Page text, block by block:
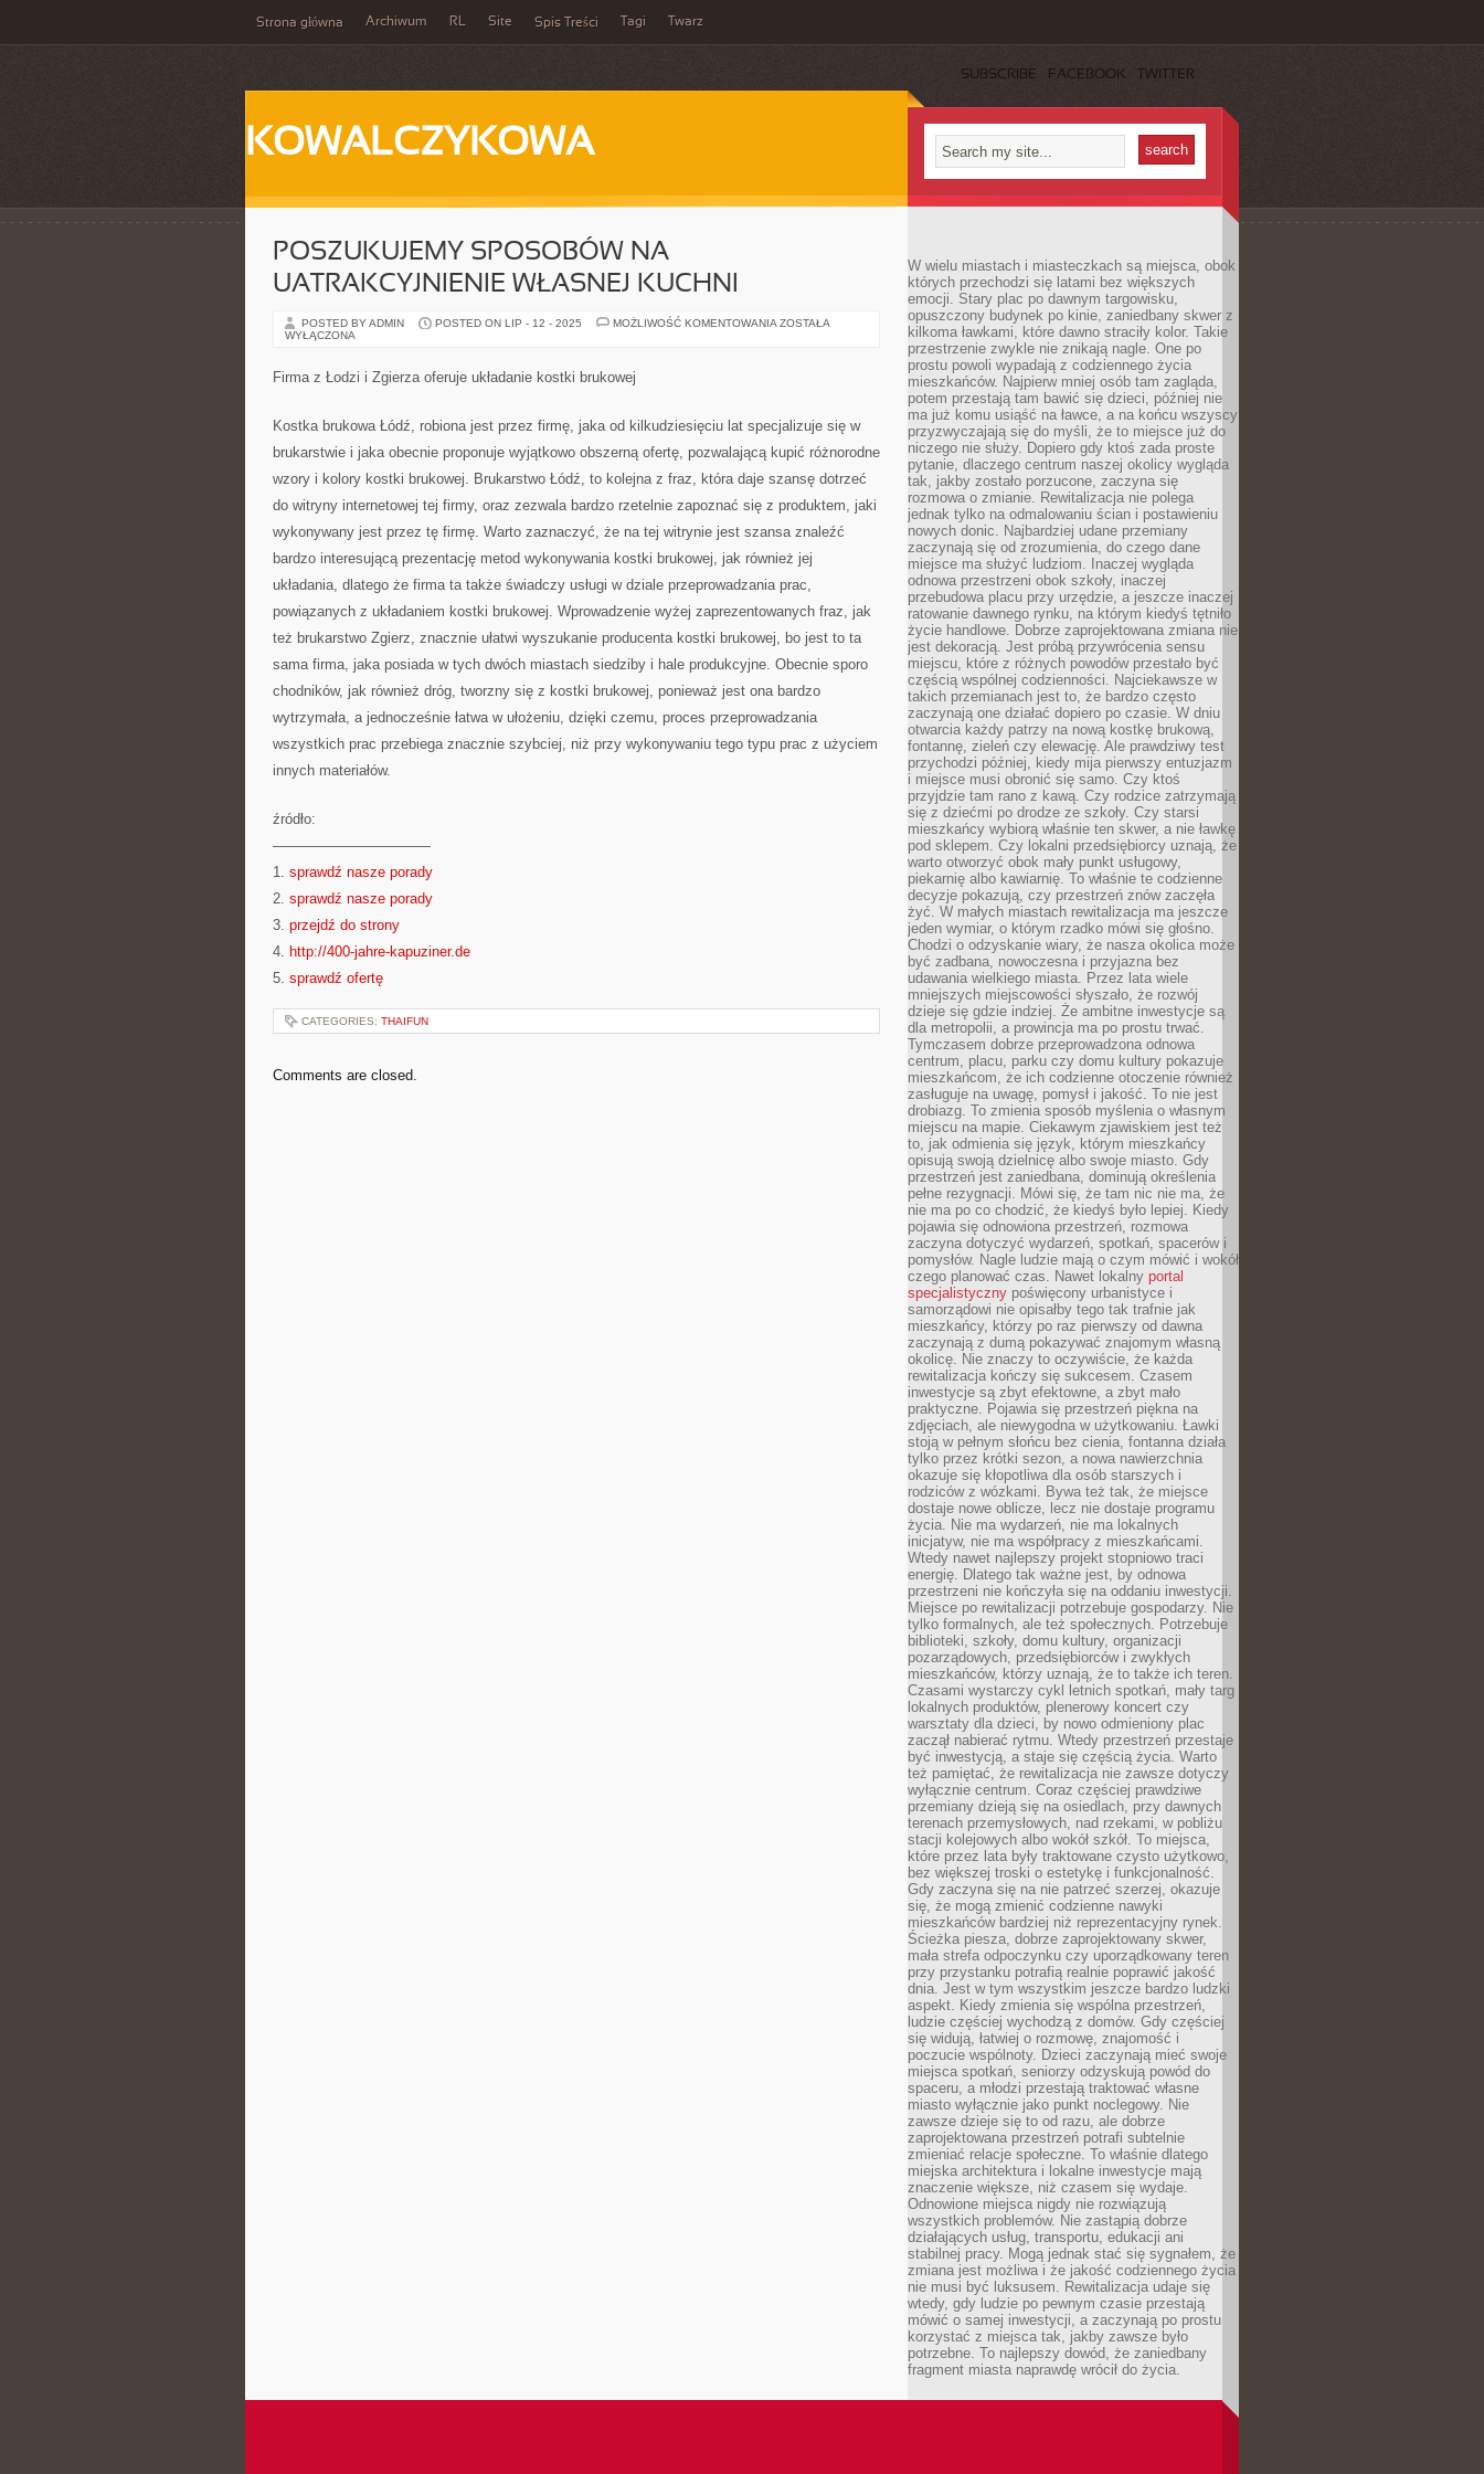
Strona główna Archiwum RL Site Spis Treści Tagi Twarz
SUBSCRIBE FACEBOOK TWITTER
KOWALCZYKOWA
POSZUKUJEMY SPOSOBÓW NA
UATRAKCYJNIENIE WŁASNEJ KUCHNI
POSTED BY ADMIN POSTED ON LIP - 12 - 2025 MOŻLIWOŚĆ KOMENTOWANIA POSZUKUJEMY
ZOSTAŁA
WYŁĄCZONA
Firma z Łodzi i Zgierza oferuje układanie kostki brukowej
Kostka brukowa Łódź, robiona jest przez firmę, jaka od kilkudziesięciu lat specjalizuje się w
brukarstwie i jaka obecnie proponuje wyjątkowo obszerną ofertę, pozwalającą kupić różnorodne
wzory i kolory kostki brukowej. Brukarstwo Łódź, to kolejna z fraz, która daje szansę dotrzeć
do witryny internetowej tej firmy, oraz zezwala bardzo rzetelnie zapoznać się z produktem, jaki
wykonywany jest przez tę firmę. Warto zaznaczyć, że na tej witrynie jest szansa znaleźć
bardzo interesującą prezentację metod wykonywania kostki brukowej, jak również jej
układania, dlatego że firma ta także świadczy usługi w dziale przeprowadzania prac,
powiązanych z układaniem kostki brukowej. Wprowadzenie wyżej zaprezentowanych fraz, jak
też brukarstwo Zgierz, znacznie ułatwi wyszukanie producenta kostki brukowej, bo jest to ta
sama firma, jaka posiada w tych dwóch miastach siedziby i hale produkcyjne. Obecnie sporo
chodników, jak również dróg, tworzny się z kostki brukowej, ponieważ jest ona bardzo
wytrzymała, a jednocześnie łatwa w ułożeniu, dzięki czemu, proces przeprowadzania
wszystkich prac przebiega znacznie szybciej, niż przy wykonywaniu tego typu prac z użyciem
innych materiałów.
źródło:
———————————
1. sprawdź nasze porady
2. sprawdź nasze porady
3. przejdź do strony
4. http://400-jahre-kapuziner.de
5. sprawdź ofertę
CATEGORIES: THAIFUN
Comments are closed.
W wielu miastach i miasteczkach są miejsca, obok
których przechodzi się latami bez większych
emocji. Stary plac po dawnym targowisku,
opuszczony budynek po kinie, zaniedbany skwer z
kilkoma ławkami, które dawno straciły kolor. Takie
przestrzenie zwykle nie znikają nagle. One po
prostu powoli wypadają z codziennego życia
mieszkańców. Najpierw mniej osób tam zagląda,
potem przestają tam bawić się dzieci, później nie
ma już komu usiąść na ławce, a na końcu wszyscy
przyzwyczajają się do myśli, że to miejsce już do
niczego nie służy. Dopiero gdy ktoś zada proste
pytanie, dlaczego centrum naszej okolicy wygląda
tak, jakby zostało porzucone, zaczyna się
rozmowa o zmianie. Rewitalizacja nie polega
jednak tylko na odmalowaniu ścian i postawieniu
nowych donic. Najbardziej udane przemiany
zaczynają się od zrozumienia, do czego dane
miejsce ma służyć ludziom. Inaczej wygląda
odnowa przestrzeni obok szkoły, inaczej
przebudowa placu przy urzędzie, a jeszcze inaczej
ratowanie dawnego rynku, na którym kiedyś tętniło
życie handlowe. Dobrze zaprojektowana zmiana nie
jest dekoracją. Jest próbą przywrócenia sensu
miejscu, które z różnych powodów przestało być
częścią wspólnej codzienności. Najciekawsze w
takich przemianach jest to, że bardzo często
zaczynają one działać dopiero po czasie. W dniu
otwarcia każdy patrzy na nową kostkę brukową,
fontannę, zieleń czy elewację. Ale prawdziwy test
przychodzi później, kiedy mija pierwszy entuzjazm
i miejsce musi obronić się samo. Czy ktoś
przyjdzie tam rano z kawą. Czy rodzice zatrzymają
się z dziećmi po drodze ze szkoły. Czy starsi
mieszkańcy wybiorą właśnie ten skwer, a nie ławkę
pod sklepem. Czy lokalni przedsiębiorcy uznają, że
warto otworzyć obok mały punkt usługowy,
piekarnię albo kawiarnię. To właśnie te codzienne
decyzje pokazują, czy przestrzeń znów zaczęła
żyć. W małych miastach rewitalizacja ma jeszcze
jeden wymiar, o którym rzadko mówi się głośno.
Chodzi o odzyskanie wiary, że nasza okolica może
być zadbana, nowoczesna i przyjazna bez
udawania wielkiego miasta. Przez lata wiele
mniejszych miejscowości słyszało, że rozwój
dzieje się gdzie indziej. Że ambitne inwestycje są
dla metropolii, a prowincja ma po prostu trwać.
Tymczasem dobrze przeprowadzona odnowa
centrum, placu, parku czy domu kultury pokazuje
mieszkańcom, że ich codzienne otoczenie również
zasługuje na uwagę, pomysł i jakość. To nie jest
drobiazg. To zmienia sposób myślenia o własnym
miejscu na mapie. Ciekawym zjawiskiem jest też
to, jak odmienia się język, którym mieszkańcy
opisują swoją dzielnicę albo swoje miasto. Gdy
przestrzeń jest zaniedbana, dominują określenia
pełne rezygnacji. Mówi się, że tam nic nie ma, że
nie ma po co chodzić, że kiedyś było lepiej. Kiedy
pojawia się odnowiona przestrzeń, rozmowa
zaczyna dotyczyć wydarzeń, spotkań, spacerów i
pomysłów. Nagle ludzie mają o czym mówić i wokół
czego planować czas. Nawet lokalny portal
specjalistyczny poświęcony urbanistyce i
samorządowi nie opisałby tego tak trafnie jak
mieszkańcy, którzy po raz pierwszy od dawna
zaczynają z dumą pokazywać znajomym własną
okolicę. Nie znaczy to oczywiście, że każda
rewitalizacja kończy się sukcesem. Czasem
inwestycje są zbyt efektowne, a zbyt mało
praktyczne. Pojawia się przestrzeń piękna na
zdjęciach, ale niewygodna w użytkowaniu. Ławki
stoją w pełnym słońcu bez cienia, fontanna działa
tylko przez krótki sezon, a nowa nawierzchnia
okazuje się kłopotliwa dla osób starszych i
rodziców z wózkami. Bywa też tak, że miejsce
dostaje nowe oblicze, lecz nie dostaje programu
życia. Nie ma wydarzeń, nie ma lokalnych
inicjatyw, nie ma współpracy z mieszkańcami.
Wtedy nawet najlepszy projekt stopniowo traci
energię. Dlatego tak ważne jest, by odnowa
przestrzeni nie kończyła się na oddaniu inwestycji.
Miejsce po rewitalizacji potrzebuje gospodarzy. Nie
tylko formalnych, ale też społecznych. Potrzebuje
biblioteki, szkoły, domu kultury, organizacji
pozarządowych, przedsiębiorców i zwykłych
mieszkańców, którzy uznają, że to także ich teren.
Czasami wystarczy cykl letnich spotkań, mały targ
lokalnych produktów, plenerowy koncert czy
warsztaty dla dzieci, by nowo odmieniony plac
zaczął nabierać rytmu. Wtedy przestrzeń przestaje
być inwestycją, a staje się częścią życia. Warto
też pamiętać, że rewitalizacja nie zawsze dotyczy
wyłącznie centrum. Coraz częściej prawdziwe
przemiany dzieją się na osiedlach, przy dawnych
terenach przemysłowych, nad rzekami, w pobliżu
stacji kolejowych albo wokół szkół. To miejsca,
które przez lata były traktowane czysto użytkowo,
bez większej troski o estetykę i funkcjonalność.
Gdy zaczyna się na nie patrzeć szerzej, okazuje
się, że mogą zmienić codzienne nawyki
mieszkańców bardziej niż reprezentacyjny rynek.
Ścieżka piesza, dobrze zaprojektowany skwer,
mała strefa odpoczynku czy uporządkowany teren
przy przystanku potrafią realnie poprawić jakość
dnia. Jest w tym wszystkim jeszcze bardzo ludzki
aspekt. Kiedy zmienia się wspólna przestrzeń,
ludzie częściej wychodzą z domów. Gdy częściej
się widują, łatwiej o rozmowę, znajomość i
poczucie wspólnoty. Dzieci zaczynają mieć swoje
miejsca spotkań, seniorzy odzyskują powód do
spaceru, a młodzi przestają traktować własne
miasto wyłącznie jako punkt noclegowy. Nie
zawsze dzieje się to od razu, ale dobrze
zaprojektowana przestrzeń potrafi subtelnie
zmieniać relacje społeczne. To właśnie dlatego
miejska architektura i lokalne inwestycje mają
znaczenie większe, niż czasem się wydaje.
Odnowione miejsca nigdy nie rozwiązują
wszystkich problemów. Nie zastąpią dobrze
działających usług, transportu, edukacji ani
stabilnej pracy. Mogą jednak stać się sygnałem, że
zmiana jest możliwa i że jakość codziennego życia
nie musi być luksusem. Rewitalizacja udaje się
wtedy, gdy ludzie po pewnym czasie przestają
mówić o samej inwestycji, a zaczynają po prostu
korzystać z miejsca tak, jakby zawsze było
potrzebne. To najlepszy dowód, że zaniedbany
fragment miasta naprawdę wrócił do życia.